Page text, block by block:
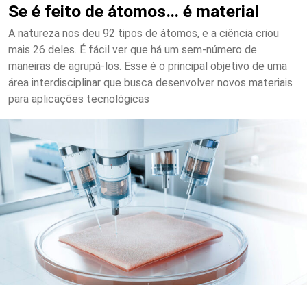
Se é feito de átomos… é material
A natureza nos deu 92 tipos de átomos, e a ciência criou
mais 26 deles. É fácil ver que há um sem-número de
maneiras de agrupá-los. Esse é o principal objetivo de uma
área interdisciplinar que busca desenvolver novos materiais
para aplicações tecnológicas